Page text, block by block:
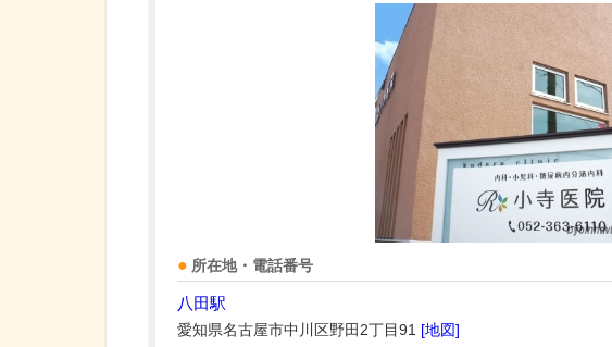
所在地・電話番号
八田駅
愛知県名古屋市中川区野田2丁目91 [地図]